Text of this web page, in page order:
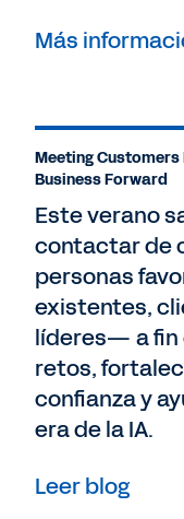
Más
Meeting Customers
Business Forward
Este verano
contactar de
personas
existentes,
líderes— a fin
retos,
confianza y
era de la IA.
Leer blog